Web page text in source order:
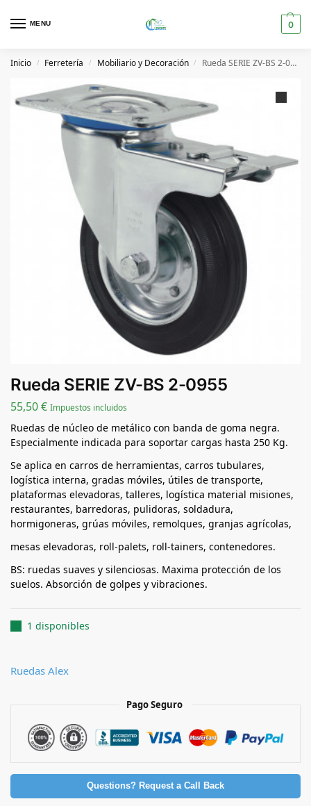
MENU 0
Inicio / Ferretería / Mobiliario y Decoración / Rueda SERIE ZV-BS 2-0955
Rueda SERIE ZV-BS 2-0955
55,50€ Impuestos incluidos
Ruedas de núcleo de metálico con banda de goma negra.
Especialmente indicada para soportar cargas hasta 250 Kg.
Se aplica en carros de herramientas, carros tubulares,
logística interna, gradas móviles, útiles de transporte,
plataformas elevadoras, talleres, logística material misiones,
restaurantes, barredoras, pulidoras, soldadura,
hormigoneras, grúas móviles, remolques, granjas agrícolas,
mesas elevadoras, roll-palets, roll-tainers, contenedores.
BS: ruedas suaves y silenciosas. Maxima protección de los
suelos. Absorción de golpes y vibraciones.
1 disponibles
Ruedas Alex
Pago Seguro
Questions? Request a Call Back